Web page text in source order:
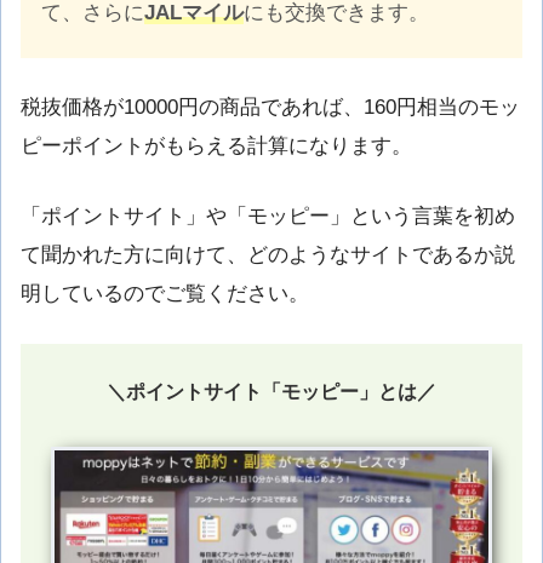
て、さらにJALマイルにも交換できます。
税抜価格が10000円の商品であれば、160円相当のモッ
ピーポイントがもらえる計算になります。
「ポイントサイト」や「モッピー」という言葉を初め
て聞かれた方に向けて、どのようなサイトであるか説
明しているのでご覧ください。
＼ポイントサイト「モッピー」とは／